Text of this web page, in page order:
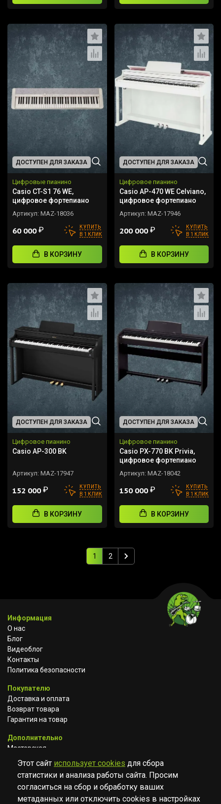
ДОСТУПЕН ДЛЯ ЗАКАЗА
Цифровые пианино
Casio CT-S1 76 WE,
цифровое фортепиано
Артикул: MAZ-18036
60 000₽
КУПИТЬ
В 1 КЛИК
В КОРЗИНУ
ДОСТУПЕН ДЛЯ ЗАКАЗА
Цифровое пианино
Casio AP-470 WE Celviano,
цифровое фортепиано
Артикул: MAZ-17946
200 000₽
КУПИТЬ
В 1 КЛИК
В КОРЗИНУ
ДОСТУПЕН ДЛЯ ЗАКАЗА
Цифровое пианино
Casio AP-300 BK
Артикул: MAZ-17947
152 000₽
КУПИТЬ
В 1 КЛИК
В КОРЗИНУ
ДОСТУПЕН ДЛЯ ЗАКАЗА
Цифровое пианино
Casio PX-770 BK Privia,
цифровое фортепиано
Артикул: MAZ-18042
150 000₽
КУПИТЬ
В 1 КЛИК
В КОРЗИНУ
1 2
Информация
О нас
Блог
Видеоблог
Контакты
Политика безопасности
Покупателю
Доставка и оплата
Возврат товара
Гарантия на товар
Дополнительно
Мастерская
Сотрудничество
YOUTUBE
Этот сайт использует cookies для сбора
статистики и анализа работы сайта. Просим
согласиться на сбор и обработку ваших
метаданных или отключить cookies в настройках